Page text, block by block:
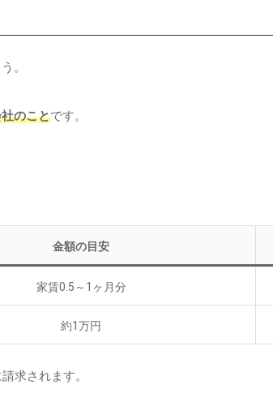
。
のことです。
金額の目安
家賃0.5～1ヶ月分
約1万円
求されます。